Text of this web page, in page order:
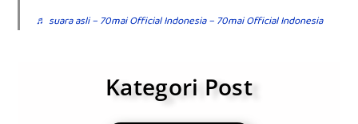
♬ suara asli – 70mai Official Indonesia – 70mai Official Indonesia
Kategori Post